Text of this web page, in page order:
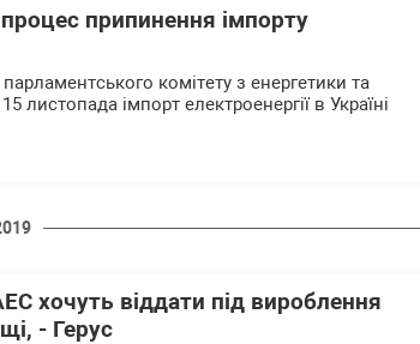
процес припинення імпорту
комітету з енергетики та
листопада імпорт електроенергії в Україні
хочуть віддати під вироблення
- Герус